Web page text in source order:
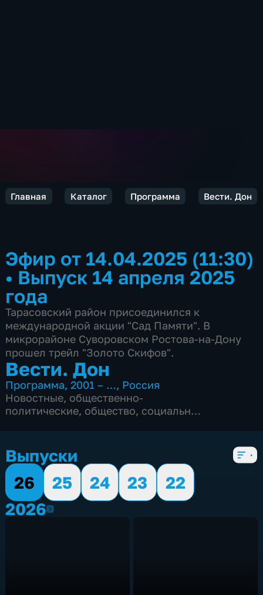
Главная Каталог Программа Вести. Дон
Эфир от 14.04.2025 (11:30)
• Выпуск 14 апреля 2025
года
Тарасовский район присоединился к
международной акции "Сад Памяти". В
микрорайоне Суворовском Ростова-на-Дону
прошел трейл "Золото Скифов".
Вести. Дон
Программа,2001 – …, Россия
Новостные, общественно-
политические, общество, социально-
Выпуски
26
25 24 23
22
20262026